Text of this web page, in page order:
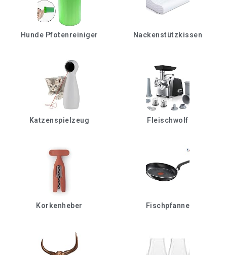
Hunde Pfotenreiniger Nackenstützkissen
Katzenspielzeug Fleischwolf
Korkenheber Fischpfanne